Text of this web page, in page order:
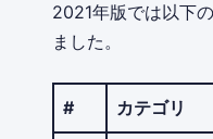
2021年版では以下
ました。
# カテゴリ